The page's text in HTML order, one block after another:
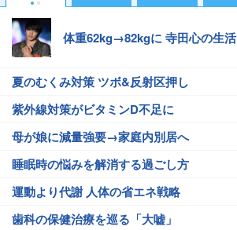
体重62kg→82kgに 寺田心の生活
夏のむくみ対策 ツボ&反射区押し
紫外線対策がビタミンD不足に
母が娘に減量強要→家庭内別居へ
睡眠時の悩みを解消する過ごし方
運動より代謝 人体の省エネ戦略
歯科の保健治療を巡る「大嘘」